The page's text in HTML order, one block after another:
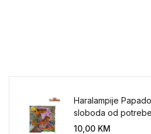
Haralampije
sloboda od
sveta
10,00 KM